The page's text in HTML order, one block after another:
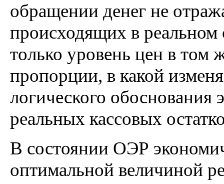
обращении денег не
происходящих в реальном
только уровень цен в том
пропорции, в какой
логического обоснования
реальных кассовых
В состоянии ОЭР
оптимальной величиной